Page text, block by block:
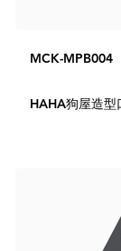
MCK-MPB004
HAHA狗屋造型